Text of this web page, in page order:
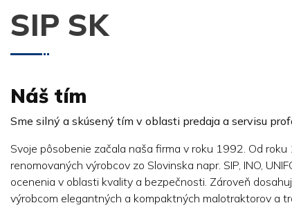
SIP SK
Náš tím
Sme silný a skúsený tím v oblasti predaja a servisu
Svoje pôsobenie začala naša firma v roku 1992. Od
renomovaných výrobcov zo Slovinska napr. SIP, INO,
ocenenia v oblasti kvality a bezpečnosti. Zároveň
výrobcom elegantných a kompaktných malotraktorov a